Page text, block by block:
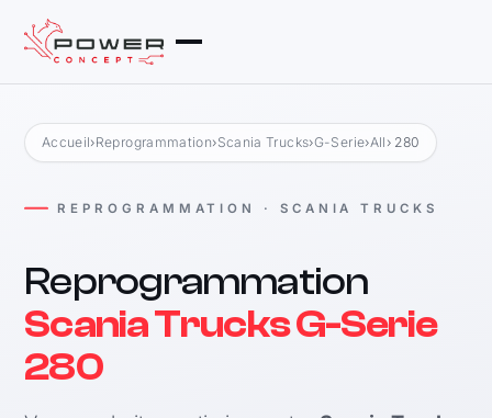
Accueil›Reprogrammation›Scania Trucks›G-Serie›All › 280
REPROGRAMMATION · SCANIA TRUCKS
Reprogrammation
Scania Trucks G-Serie
280